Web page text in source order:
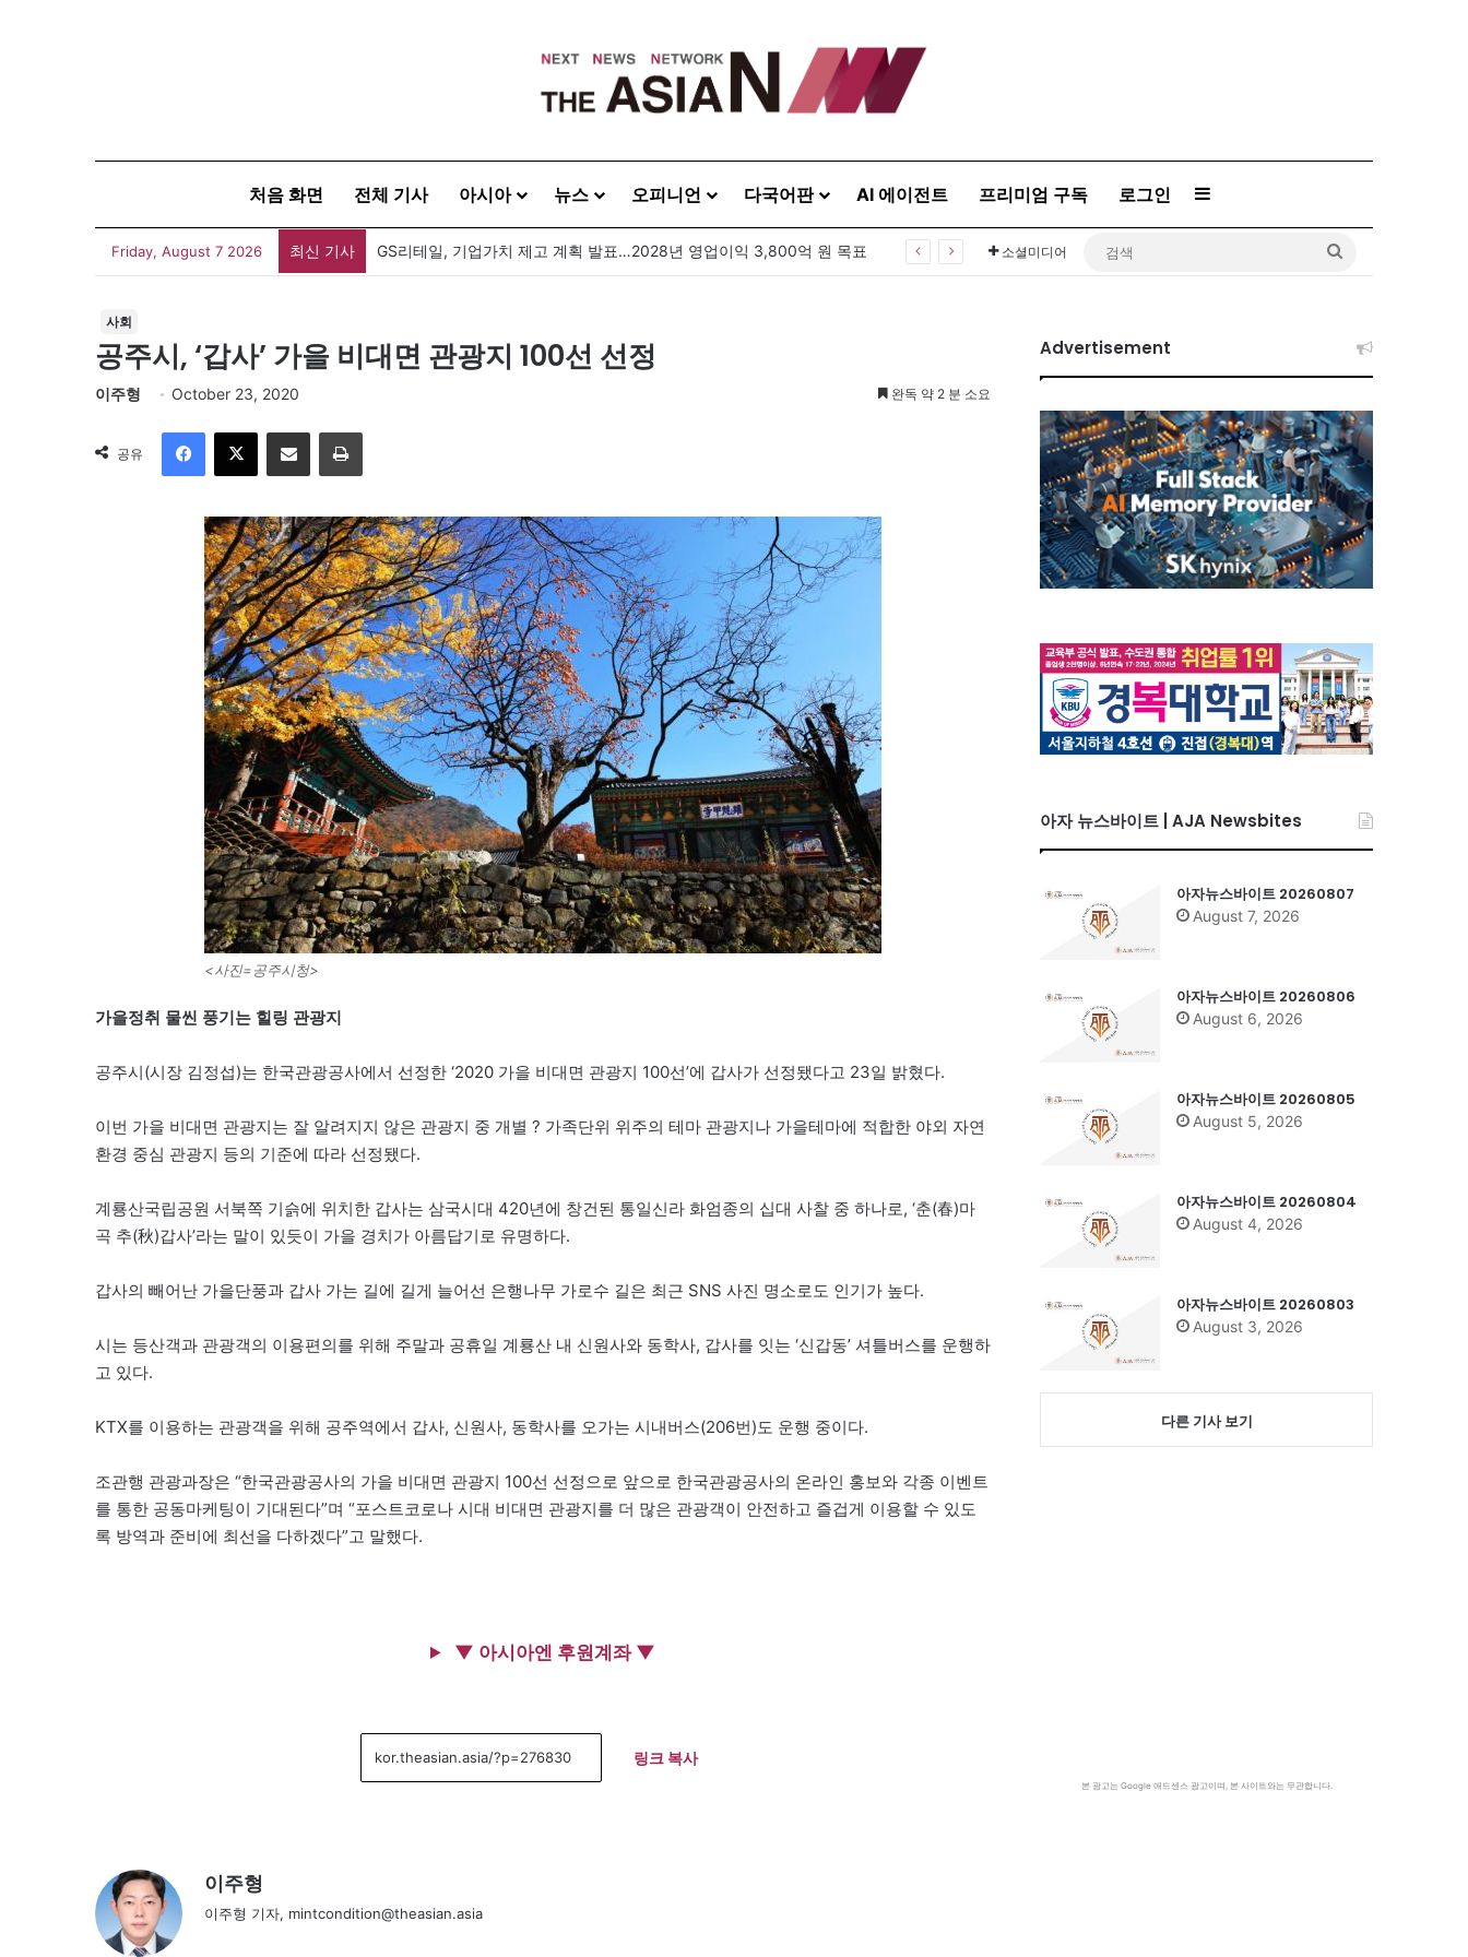
처음 화면 전체 기사 아시아 뉴스 오피니언 다국어판 AI 에이전트 프리미엄 구독 로그인 Sidebar
Friday, August 7 2026 최신 기사 소셜미디어
사회
공주시, ‘갑사’ 가을 비대면 관광지 100선 선정
이주형 October 23, 2020 완독 약 2 분 소요
공유
이메일
<사진=공주시청>
가을정취 물씬 풍기는 힐링 관광지
공주시(시장 김정섭)는 한국관광공사에서 선정한 ‘2020 가을 비대면 관광지 100선’에 갑사가 선정됐다고 23일 밝혔다.
이번 가을 비대면 관광지는 잘 알려지지 않은 관광지 중 개별 ? 가족단위 위주의 테마 관광지나 가을테마에 적합한 야외 자연
환경 중심 관광지 등의 기준에 따라 선정됐다.
계룡산국립공원 서북쪽 기슭에 위치한 갑사는 삼국시대 420년에 창건된 통일신라 화엄종의 십대 사찰 중 하나로, ‘춘(春)마
곡 추(秋)갑사’라는 말이 있듯이 가을 경치가 아름답기로 유명하다.
갑사의 빼어난 가을단풍과 갑사 가는 길에 길게 늘어선 은행나무 가로수 길은 최근 SNS 사진 명소로도 인기가 높다.
시는 등산객과 관광객의 이용편의를 위해 주말과 공휴일 계룡산 내 신원사와 동학사, 갑사를 잇는 ‘신갑동’ 셔틀버스를 운행하
고 있다.
KTX를 이용하는 관광객을 위해 공주역에서 갑사, 신원사, 동학사를 오가는 시내버스(206번)도 운행 중이다.
조관행 관광과장은 “한국관광공사의 가을 비대면 관광지 100선 선정으로 앞으로 한국관광공사의 온라인 홍보와 각종 이벤트
를 통한 공동마케팅이 기대된다”며 “포스트코로나 시대 비대면 관광지를 더 많은 관광객이 안전하고 즐겁게 이용할 수 있도
록 방역과 준비에 최선을 다하겠다”고 말했다.
▼ 아시아엔 후원계좌 ▼
링크 복사
이주형
이주형 기자, mintcondition@theasian.asia
Advertisement
아자 뉴스바이트 | AJA Newsbites
아자뉴스바이트 20260807
August 7, 2026
아자뉴스바이트 20260806
August 6, 2026
아자뉴스바이트 20260805
August 5, 2026
아자뉴스바이트 20260804
August 4, 2026
아자뉴스바이트 20260803
August 3, 2026
다른 기사 보기
본 광고는 Google 애드센스 광고이며, 본 사이트와는 무관합니다.